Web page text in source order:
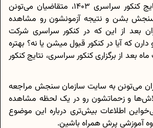
در نهایت با اعلام نتایج کنکور سراسری 1403، متقاضیان می‌تونن
بشن و نتیجه آزمونشون رو مشاهده
بعد از این که در کنکور سراسری شرکت
که آیا در کنکور قبول میشن یا نه؟ بهتره
بعد از برگزاری کنکور سراسری، نتایج کنکور
می‌تونن به سایت سازمان سنجش مراجعه
و زحماتشون رو در یک لحظه مشاهده
اطلاعات بیش‌تری درباره این موضوع
آموزشی پرش همراه باشین.